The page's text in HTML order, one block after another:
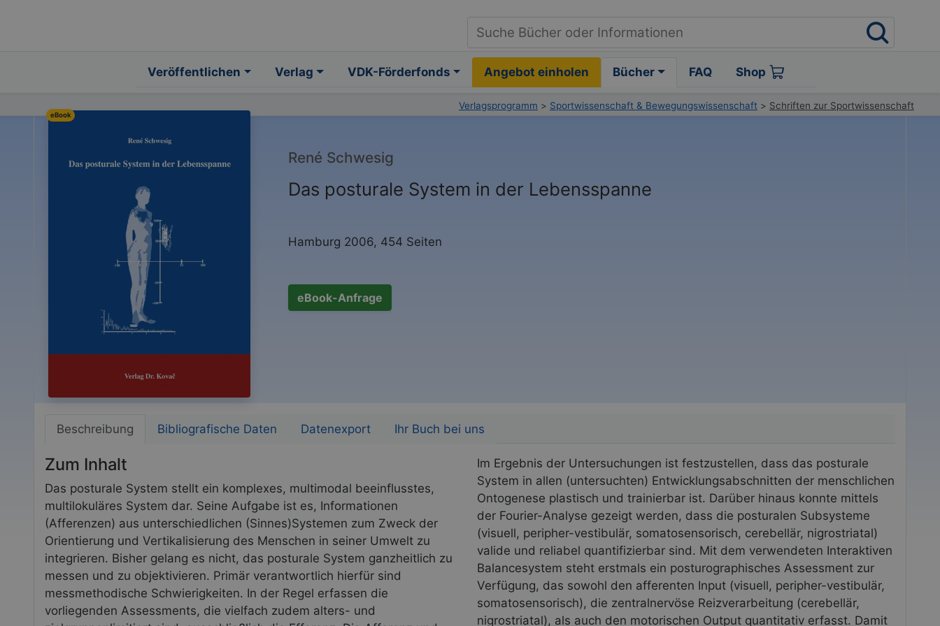
Veröffentlichen Verlag VDK-Förderfonds Angebot einholen Bücher FAQ Shop
Verlagsprogramm > Sportwissenschaft & Bewegungswissenschaft > Schriften zur Sportwissenschaft
eBook
René Schwesig
Das posturale System in der Lebensspanne
Hamburg 2006, 454 Seiten
eBook-Anfrage
Beschreibung Bibliografische Daten Datenexport Ihr Buch bei uns
Zum Inhalt
Das posturale System stellt ein komplexes, multimodal beeinflusstes,
multilokuläres System dar. Seine Aufgabe ist es, Informationen
(Afferenzen) aus unterschiedlichen (Sinnes)Systemen zum Zweck der
Orientierung und Vertikalisierung des Menschen in seiner Umwelt zu
integrieren. Bisher gelang es nicht, das posturale System ganzheitlich zu
messen und zu objektivieren. Primär verantwortlich hierfür sind
messmethodische Schwierigkeiten. In der Regel erfassen die
vorliegenden Assessments, die vielfach zudem alters- und
Im Ergebnis der Untersuchungen ist festzustellen, dass das posturale
System in allen (untersuchten) Entwicklungsabschnitten der menschlichen
Ontogenese plastisch und trainierbar ist. Darüber hinaus konnte mittels
der Fourier-Analyse gezeigt werden, dass die posturalen Subsysteme
(visuell, peripher-vestibulär, somatosensorisch, cerebellär, nigrostriatal)
valide und reliabel quantifizierbar sind. Mit dem verwendeten Interaktiven
Balancesystem steht erstmals ein posturographisches Assessment zur
Verfügung, das sowohl den afferenten Input (visuell, peripher-vestibulär,
somatosensorisch), die zentralnervöse Reizverarbeitung (cerebellär,
nigrostriatal), als auch den motorischen Output quantitativ erfasst. Damit